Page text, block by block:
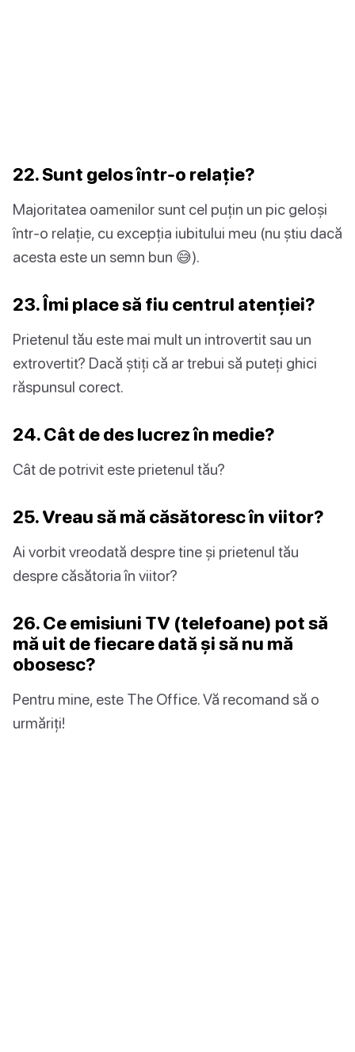
22. Sunt gelos într-o relație?
Majoritatea oamenilor sunt cel puțin un pic geloși
într-o relație, cu excepția iubitului meu (nu știu dacă
acesta este un semn bun 😅).
23. Îmi place să fiu centrul atenției?
Prietenul tău este mai mult un introvertit sau un
extrovertit? Dacă știți că ar trebui să puteți ghici
răspunsul corect.
24. Cât de des lucrez în medie?
Cât de potrivit este prietenul tău?
25. Vreau să mă căsătoresc în viitor?
Ai vorbit vreodată despre tine și prietenul tău
despre căsătoria în viitor?
26. Ce emisiuni TV (telefoane) pot să
mă uit de fiecare dată și să nu mă
obosesc?
Pentru mine, este The Office. Vă recomand să o
urmăriți!